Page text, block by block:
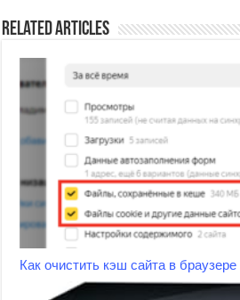
Related Articles
Как очистить кэш сайта в браузере